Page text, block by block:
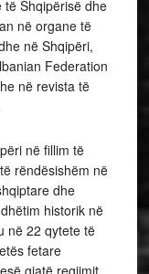
të Shqipërisë dhe
në organe të
në Shqipëri,
Federation
në revista të
në fillim të
rëndësishëm në
dhe
historik në
në 22 qytete të
fetare
gjatë regjimit